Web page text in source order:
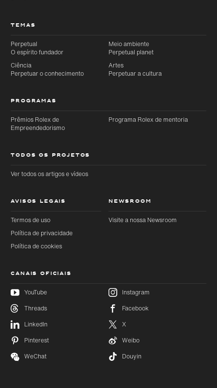
para o
conteúdo
principal
diretamente
para o
rodapé
TEMAS
Perpetual
O espírito fundador
Meio ambiente
Perpetual planet
Ciência
Perpetuar o conhecimento
Artes
Perpetuar a cultura
PROGRAMAS
Prêmios Rolex de
Empreendedorismo
Programa Rolex de mentoria
TODOS OS PROJETOS
Ver todos os artigos e vídeos
AVISOS LEGAIS
Termos de uso
Política de privacidade
Política de cookies
NEWSROOM
Visite a nossa Newsroom
CANAIS OFICIAIS
YouTube
Instagram
Threads
Facebook
LinkedIn
X
Pinterest
Weibo
WeChat
Douyin